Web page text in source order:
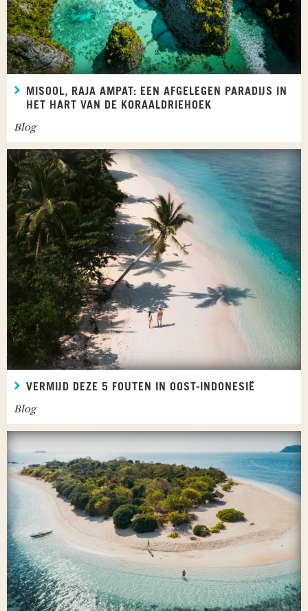
MISOOL, RAJA AMPAT: EEN AFGELEGEN PARADIJS IN
HET HART VAN DE KORAALDRIEHOEK
Blog
VERMIJD DEZE 5 FOUTEN IN OOST-INDONESIË
Blog